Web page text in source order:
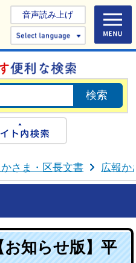
音声読み上げ
Select
検索
さま・区長文書 広報か
知らせ版】平